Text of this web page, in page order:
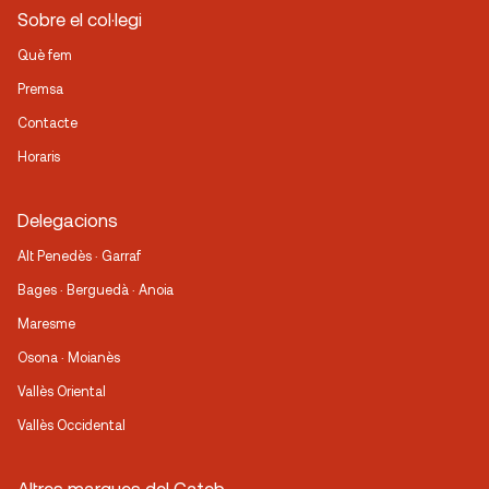
Sobre el col·legi
Què fem
Premsa
Contacte
Horaris
Delegacions
Alt Penedès · Garraf
Bages · Berguedà · Anoia
Maresme
Osona · Moianès
Vallès Oriental
Vallès Occidental